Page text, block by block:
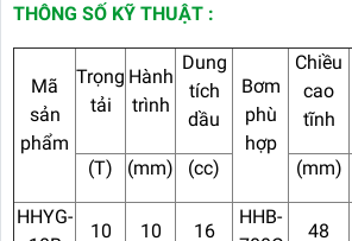
THÔNG SỐ KỸ THUẬT :
Mã
sản
phẩm
Trọng
tải
Hành
trình
Dung
tích
dầu
Bơm
phù
hợp
Chiều
cao
tĩnh
(T) (mm) (cc) (mm)
HHYG-
10 10 16
HHB-
48